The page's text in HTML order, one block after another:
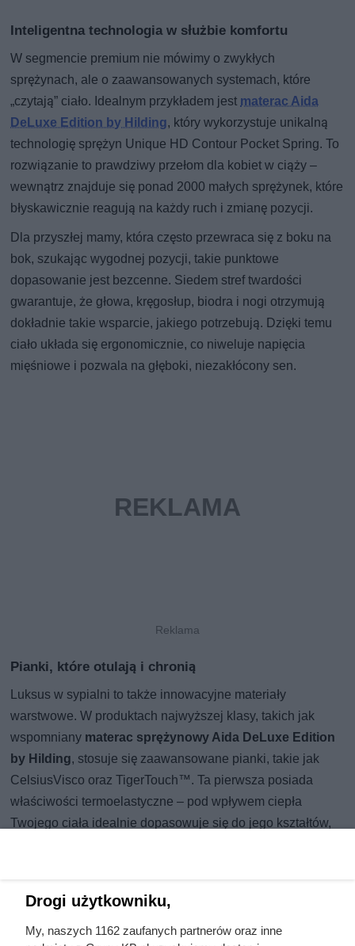
Inteligentna technologia w służbie komfortu
W segmencie premium nie mówimy o zwykłych
sprężynach, ale o zaawansowanych systemach, które
„czytają” ciało. Idealnym przykładem jest materac Aida
DeLuxe Edition by Hilding, który wykorzystuje unikalną
technologię sprężyn Unique HD Contour Pocket Spring. To
rozwiązanie to prawdziwy przełom dla kobiet w ciąży –
wewnątrz znajduje się ponad 2000 małych sprężynek, które
błyskawicznie reagują na każdy ruch i zmianę pozycji.
Dla przyszłej mamy, która często przewraca się z boku na
bok, szukając wygodnej pozycji, takie punktowe
dopasowanie jest bezcenne. Siedem stref twardości
gwarantuje, że głowa, kręgosłup, biodra i nogi otrzymują
dokładnie takie wsparcie, jakiego potrzebują. Dzięki temu
ciało układa się ergonomicznie, co niweluje napięcia
mięśniowe i pozwala na głęboki, niezakłócony sen.
Pianki, które otulają i chronią
Luksus w sypialni to także innowacyjne materiały
warstwowe. W produktach najwyższej klasy, takich jak
wspomniany materac sprężynowy Aida DeLuxe Edition
by Hilding, stosuje się zaawansowane pianki, takie jak
CelsiusVisco oraz TigerTouch™. Ta pierwsza posiada
właściwości termoelastyczne – pod wpływem ciepła
Twojego ciała idealnie dopasowuje się do jego kształtów,
zbyt „zapadający się”. Zapewnia ona odpowiednią
Drogi użytkowniku,
My, naszych 1162 zaufanych partnerów oraz inne